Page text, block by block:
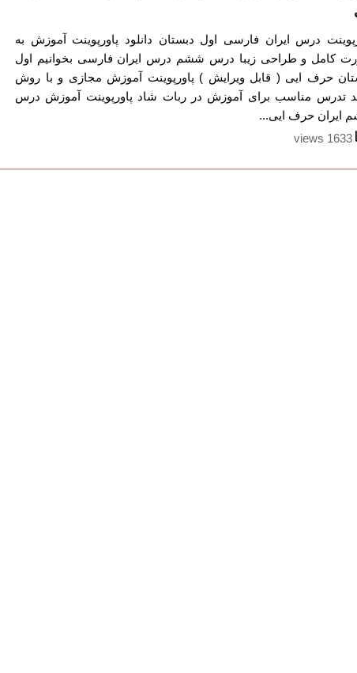
درس ایران فارسی اول دبستان دانلود پاورپوینت آموزش به
کامل و طراحی زیبا درس ششم درس ایران فارسی بخوانیم اول
حرف ایی ( قابل ویرایش ) پاورپوینت آموزش مجازی و با روش
تدرس مناسب برای آموزش در ربات شاد پاورپوینت آموزش درس
ایران حرف ایی...